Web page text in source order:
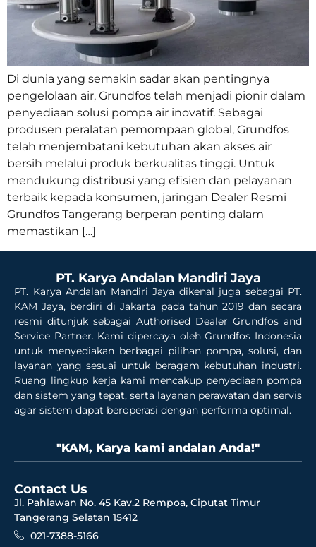
Di dunia yang semakin sadar akan pentingnya
pengelolaan air, Grundfos telah menjadi pionir dalam
penyediaan solusi pompa air inovatif. Sebagai
produsen peralatan pemompaan global, Grundfos
telah menjembatani kebutuhan akan akses air
bersih melalui produk berkualitas tinggi. Untuk
mendukung distribusi yang efisien dan pelayanan
terbaik kepada konsumen, jaringan Dealer Resmi
Grundfos Tangerang berperan penting dalam
memastikan […]
PT. Karya Andalan Mandiri Jaya
PT. Karya Andalan Mandiri Jaya dikenal juga sebagai PT.
KAM Jaya, berdiri di Jakarta pada tahun 2019 dan secara
resmi ditunjuk sebagai Authorised Dealer Grundfos and
Service Partner. Kami dipercaya oleh Grundfos Indonesia
untuk menyediakan berbagai pilihan pompa, solusi, dan
layanan yang sesuai untuk beragam kebutuhan industri.
Ruang lingkup kerja kami mencakup penyediaan pompa
dan sistem yang tepat, serta layanan perawatan dan servis
agar sistem dapat beroperasi dengan performa optimal.
"KAM, Karya kami andalan Anda!"
Contact Us
Jl. Pahlawan No. 45 Kav.2 Rempoa, Ciputat Timur
Tangerang Selatan 15412
021-7388-5166